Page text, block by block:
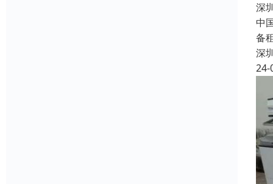
深
中
备
深
24-